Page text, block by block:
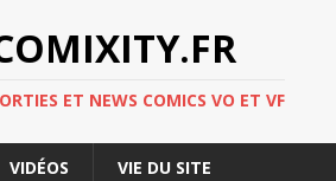
ET NEWS COMICS VO ET VF
VIDÉOS VIE DU SITE